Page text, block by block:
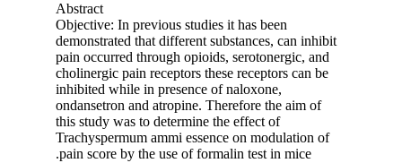
Abstract
Objective: In previous studies it has been
demonstrated that different substances, can inhibit
pain occurred through opioids, serotonergic, and
cholinergic pain receptors these receptors can be
inhibited while in presence of naloxone,
ondansetron and atropine. Therefore the aim of
this study was to determine the effect of
Trachyspermum ammi essence on modulation of
pain score by the use of formalin test in mice.